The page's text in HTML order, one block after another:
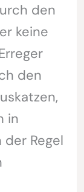
den
keine
den
in
Regel